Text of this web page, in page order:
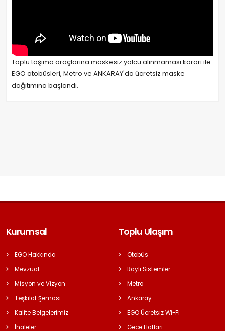
Toplu taşıma araçlarına maskesiz yolcu alınmaması kararı ile
EGO otobüsleri, Metro ve ANKARAY'da ücretsiz maske
dağıtımına başlandı.
Kurumsal
EGO Hakkında
Mevzuat
Misyon ve Vizyon
Teşkilat Şeması
Kalite Belgelerimiz
İhaleler
Toplu Ulaşım
Otobüs
Raylı Sistemler
Metro
Ankaray
EGO Ücretsiz Wi-Fi
Gece Hatları